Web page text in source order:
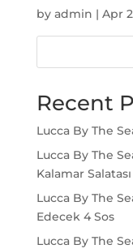
by admin | Apr
Recent
Lucca By The
Lucca By The
Kalamar
Lucca By The
Edecek 4 Sos
Lucca By The